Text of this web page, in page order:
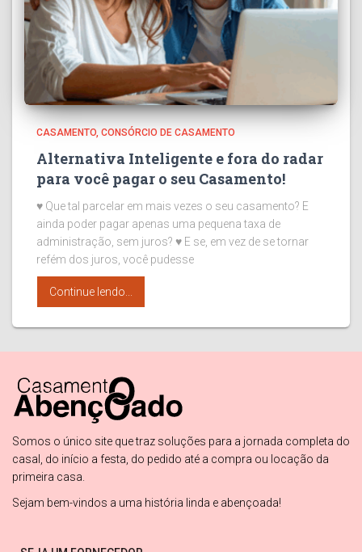
CASAMENTO CONSÓRCIO DE CASAMENTO
Alternativa Inteligente e fora do radar
para você pagar o seu Casamento!
♥ Que tal parcelar em mais vezes o seu casamento? E
ainda poder pagar apenas uma pequena taxa de
administração, sem juros? ♥ E se, em vez de se tornar
refém dos juros, você pudesse
Continue lendo...
Somos o único site que traz soluções para a jornada completa do
casal, do início a festa, do pedido até a compra ou locação da
primeira casa.
Sejam bem-vindos a uma história linda e abençoada!